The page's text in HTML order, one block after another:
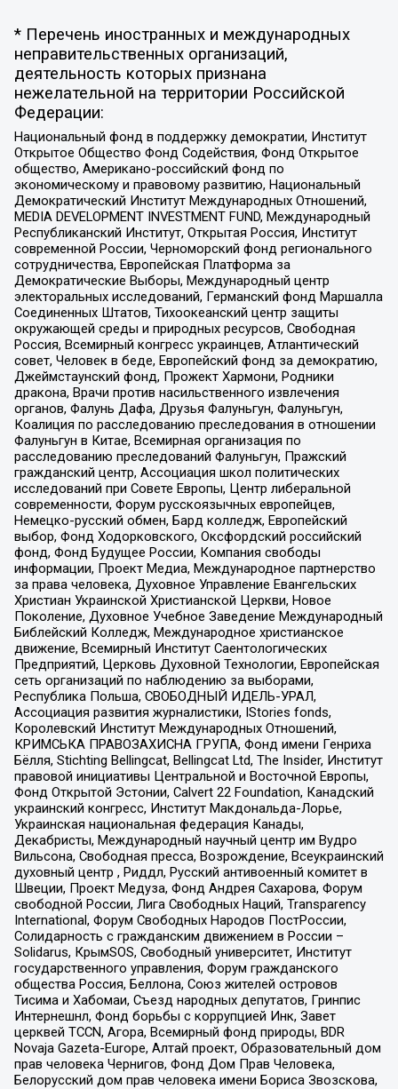
* Перечень иностранных и международных
неправительственных организаций,
деятельность которых признана
нежелательной на территории Российской
Федерации:
Национальный фонд в поддержку демократии, Институт
Открытое Общество Фонд Содействия, Фонд Открытое
общество, Американо-российский фонд по
экономическому и правовому развитию, Национальный
Демократический Институт Международных Отношений,
MEDIA DEVELOPMENT INVESTMENT FUND, Международный
Республиканский Институт, Открытая Россия, Институт
современной России, Черноморский фонд регионального
сотрудничества, Европейская Платформа за
Демократические Выборы, Международный центр
электоральных исследований, Германский фонд Маршалла
Соединенных Штатов, Тихоокеанский центр защиты
окружающей среды и природных ресурсов, Свободная
Россия, Всемирный конгресс украинцев, Атлантический
совет, Человек в беде, Европейский фонд за демократию,
Джеймстаунский фонд, Прожект Хармони, Родники
дракона, Врачи против насильственного извлечения
органов, Фалунь Дафа, Друзья Фалуньгун, Фалуньгун,
Коалиция по расследованию преследования в отношении
Фалуньгун в Китае, Всемирная организация по
расследованию преследований Фалуньгун, Пражский
гражданский центр, Ассоциация школ политических
исследований при Совете Европы, Центр либеральной
современности, Форум русскоязычных европейцев,
Немецко-русский обмен, Бард колледж, Европейский
выбор, Фонд Ходорковского, Оксфордский российский
фонд, Фонд Будущее России, Компания свободы
информации, Проект Медиа, Международное партнерство
за права человека, Духовное Управление Евангельских
Христиан Украинской Христианской Церкви, Новое
Поколение, Духовное Учебное Заведение Международный
Библейский Колледж, Международное христианское
движение, Всемирный Институт Саентологических
Предприятий, Церковь Духовной Технологии, Европейская
сеть организаций по наблюдению за выборами,
Республика Польша, СВОБОДНЫЙ ИДЕЛЬ-УРАЛ,
Ассоциация развития журналистики, IStories fonds,
Королевский Институт Международных Отношений,
КРИМСЬКА ПРАВОЗАХИСНА ГРУПА, Фонд имени Генриха
Бёлля, Stichting Bellingcat, Bellingcat Ltd, The Insider, Институт
правовой инициативы Центральной и Восточной Европы,
Фонд Открытой Эстонии, Calvert 22 Foundation, Канадский
украинский конгресс, Институт Макдональда-Лорье,
Украинская национальная федерация Канады,
Декабристы, Международный научный центр им Вудро
Вильсона, Свободная пресса, Возрождение, Всеукраинский
духовный центр , Риддл, Русский антивоенный комитет в
Швеции, Проект Медуза, Фонд Андрея Сахарова, Форум
свободной России, Лига Свободных Наций, Transparеncy
International, Форум Свободных Народов ПостРоссии,
Солидарность с гражданским движением в России –
Solidarus, КрымSOS, Свободный университет, Институт
государственного управления, Форум гражданского
общества Россия, Беллона, Союз жителей островов
Тисима и Хабомаи, Съезд народных депутатов, Гринпис
Интернешнл, Фонд борьбы с коррупцией Инк, Завет
церквей TCCN, Агора, Всемирный фонд природы, BDR
Novaja Gazeta-Europe, Алтай проект, Образовательный дом
прав человека Чернигов, Фонд Дом Прав Человека,
Белорусский дом прав человека имени Бориса Звозскова,